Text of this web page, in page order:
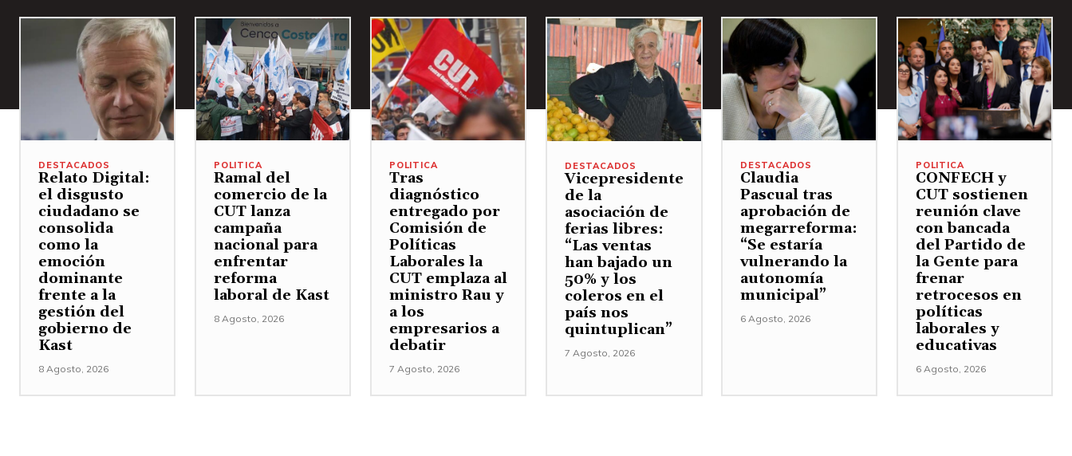
DESTACADOS
Relato Digital:
el disgusto
ciudadano se
consolida
como la
emoción
dominante
frente a la
gestión del
gobierno de
Kast
8 Agosto, 2026
POLITICA
Ramal del
comercio de la
CUT lanza
campaña
nacional para
enfrentar
reforma
laboral de Kast
8 Agosto, 2026
POLITICA
Tras
diagnóstico
entregado por
Comisión de
Políticas
Laborales la
CUT emplaza al
ministro Rau y
a los
empresarios a
debatir
7 Agosto, 2026
DESTACADOS
Vicepresidente
de la
asociación de
ferias libres:
“Las ventas
han bajado un
50% y los
coleros en el
país nos
quintuplican”
7 Agosto, 2026
DESTACADOS
Claudia
Pascual tras
aprobación de
megarreforma:
“Se estaría
vulnerando la
autonomía
municipal”
6 Agosto, 2026
POLITICA
CONFECH y
CUT sostienen
reunión clave
con bancada
del Partido de
la Gente para
frenar
retrocesos en
políticas
laborales y
educativas
6 Agosto, 2026